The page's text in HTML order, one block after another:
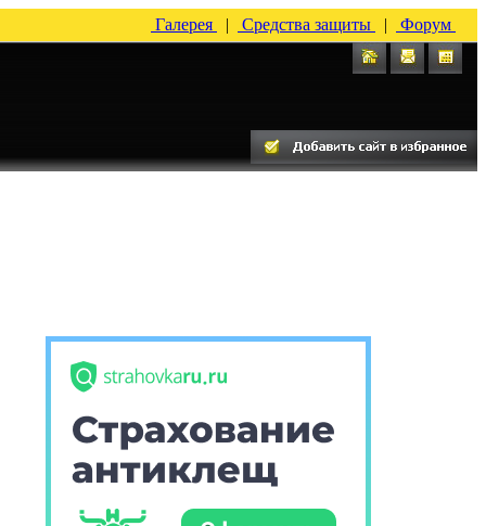
Галерея | Средства защиты | Форум